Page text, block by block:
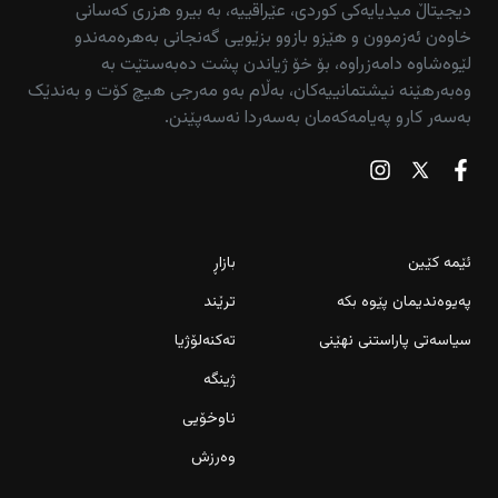
دیجیتاڵ میدیایەکی کوردی، عێراقییە، بە بیرو هزری کەسانی
خاوەن ئەزموون و هێزو بازوو بزێویی گەنجانی بەهرەمەندو
لێوەشاوە دامەزراوە، بۆ خۆ ژیاندن پشت دەبەستێت بە
وەبەرهێنە نیشتمانییەکان، بەڵام بەو مەرجی هیچ کۆت و بەندێک
بەسەر کارو پەیامەکەمان بەسەردا نەسەپێنن.
ئێمە کێین
پەیوەندیمان پێوە بکە
سیاسەتی پاراستنی نهێنی
بازاڕ
ترێند
تەکنەلۆژیا
ژینگە
ناوخۆیی
وەرزش